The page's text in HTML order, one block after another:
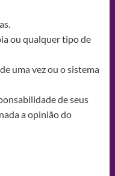
ou qualquer tipo de
uma vez ou o sistema
de seus
a opinião do